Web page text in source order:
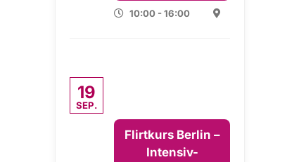
10:00 - 16:00
19
SEP.
Flirtkurs Berlin –
Intensiv-